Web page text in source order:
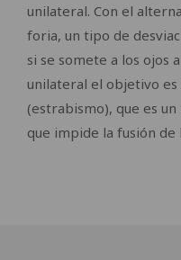
unilateral. Con el
foria, un tipo de
si se somete a los ojos
unilateral el objetivo
(estrabismo), que es
que impide la fusión de